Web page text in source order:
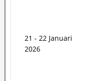
21 - 22 Januari
2026